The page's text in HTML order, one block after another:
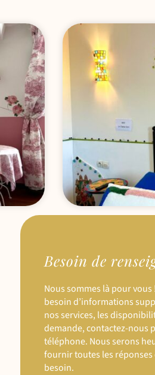
Besoin de
Nous sommes là pour vous
besoin d’informations
nos services, les
demande, contactez-nous
téléphone. Nous serons
fournir toutes les
besoin.